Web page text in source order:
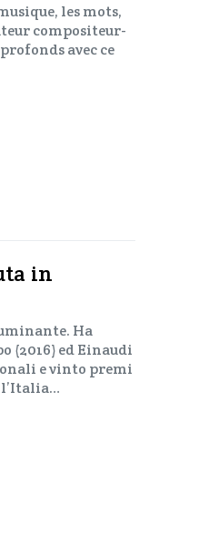
les mots,
compositeur-
avec ce
in
Ha
(2016) ed Einaudi
e vinto premi
l’Italia…